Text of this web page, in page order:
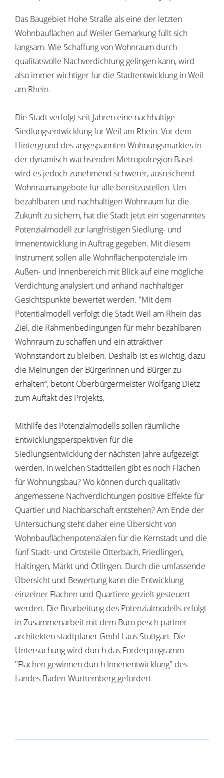
Das Baugebiet Hohe Straße als eine der letzten
Wohnbauflächen auf Weiler Gemarkung füllt sich
langsam. Wie Schaffung von Wohnraum durch
qualitätsvolle Nachverdichtung gelingen kann, wird
also immer wichtiger für die Stadtentwicklung in Weil
am Rhein.
Die Stadt verfolgt seit Jahren eine nachhaltige
Siedlungsentwicklung für Weil am Rhein. Vor dem
Hintergrund des angespannten Wohnungsmarktes in
der dynamisch wachsenden Metropolregion Basel
wird es jedoch zunehmend schwerer, ausreichend
Wohnraumangebote für alle bereitzustellen. Um
bezahlbaren und nachhaltigen Wohnraum für die
Zukunft zu sichern, hat die Stadt jetzt ein sogenanntes
Potenzialmodell zur langfristigen Siedlung- und
Innenentwicklung in Auftrag gegeben. Mit diesem
Instrument sollen alle Wohnflächenpotenziale im
Außen- und Innenbereich mit Blick auf eine mögliche
Verdichtung analysiert und anhand nachhaltiger
Gesichtspunkte bewertet werden. "Mit dem
Potentialmodell verfolgt die Stadt Weil am Rhein das
Ziel, die Rahmenbedingungen für mehr bezahlbaren
Wohnraum zu schaffen und ein attraktiver
Wohnstandort zu bleiben. Deshalb ist es wichtig, dazu
die Meinungen der Bürgerinnen und Bürger zu
erhalten“, betont Oberbürgermeister Wolfgang Dietz
zum Auftakt des Projekts.
Mithilfe des Potenzialmodells sollen räumliche
Entwicklungsperspektiven für die
Siedlungsentwicklung der nächsten Jahre aufgezeigt
werden. In welchen Stadtteilen gibt es noch Flächen
für Wohnungsbau? Wo können durch qualitativ
angemessene Nachverdichtungen positive Effekte für
Quartier und Nachbarschaft entstehen? Am Ende der
Untersuchung steht daher eine Übersicht von
Wohnbauflächenpotenzialen für die Kernstadt und die
fünf Stadt- und Ortsteile Otterbach, Friedlingen,
Haltingen, Märkt und Ötlingen. Durch die umfassende
Übersicht und Bewertung kann die Entwicklung
einzelner Flächen und Quartiere gezielt gesteuert
werden. Die Bearbeitung des Potenzialmodells erfolgt
in Zusammenarbeit mit dem Büro pesch partner
architekten stadtplaner GmbH aus Stuttgart. Die
Untersuchung wird durch das Förderprogramm
"Flächen gewinnen durch Innenentwicklung" des
Landes Baden-Württemberg gefördert.